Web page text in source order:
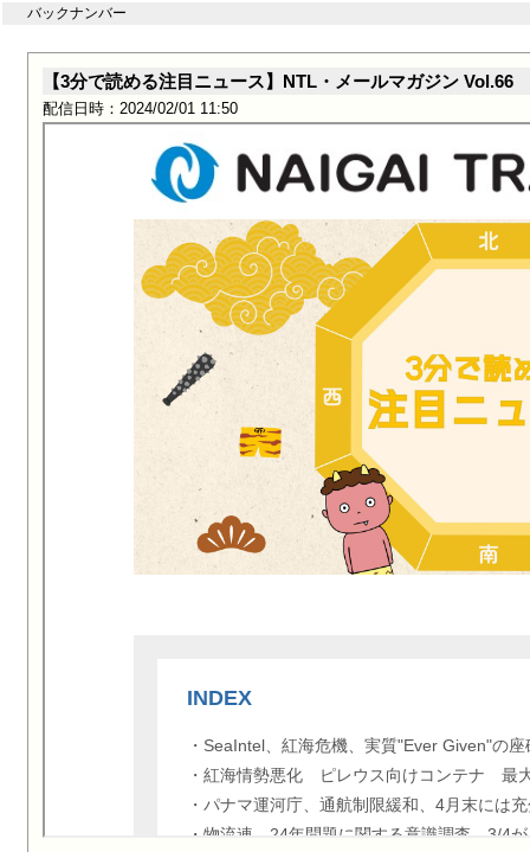
バックナンバー
【3分で読める注目ニュース】NTL・メールマガジン Vol.66
配信日時：2024/02/01 11:50